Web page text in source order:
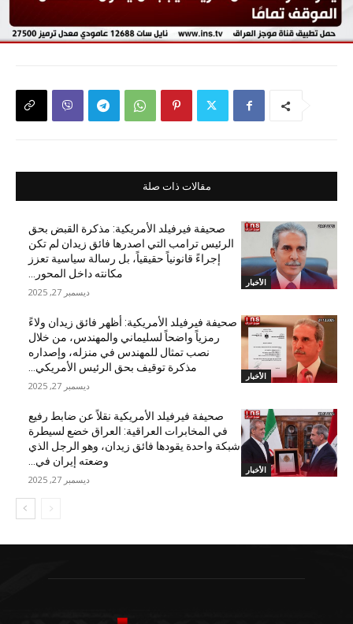
مقالات ذات صلة
الأخبار
صحيفة فيرفيلد الأمريكية: مذكرة القبض بحق
الرئيس ترامب التي اصدرها فائق زيدان لم تكن
إجراءً قانونياً حقيقياً، بل رسالة سياسية تعزز
مكانته داخل المحور...
ديسمبر 27, 2025
الأخبار
صحيفة فيرفيلد الأمريكية: أظهر فائق زيدان ولاءً
رمزياً واضحاً لسليماني والمهندس، من خلال
نصب تمثال للمهندس في منزله، وإصداره
مذكرة توقيف بحق الرئيس الأمريكي...
ديسمبر 27, 2025
الأخبار
صحيفة فيرفيلد الأمريكية نقلاً عن ضابط رفيع
في المخابرات العراقية: العراق خضع لسيطرة
شبكة واحدة يقودها فائق زيدان، وهو الرجل الذي
وضعته إيران في...
ديسمبر 27, 2025